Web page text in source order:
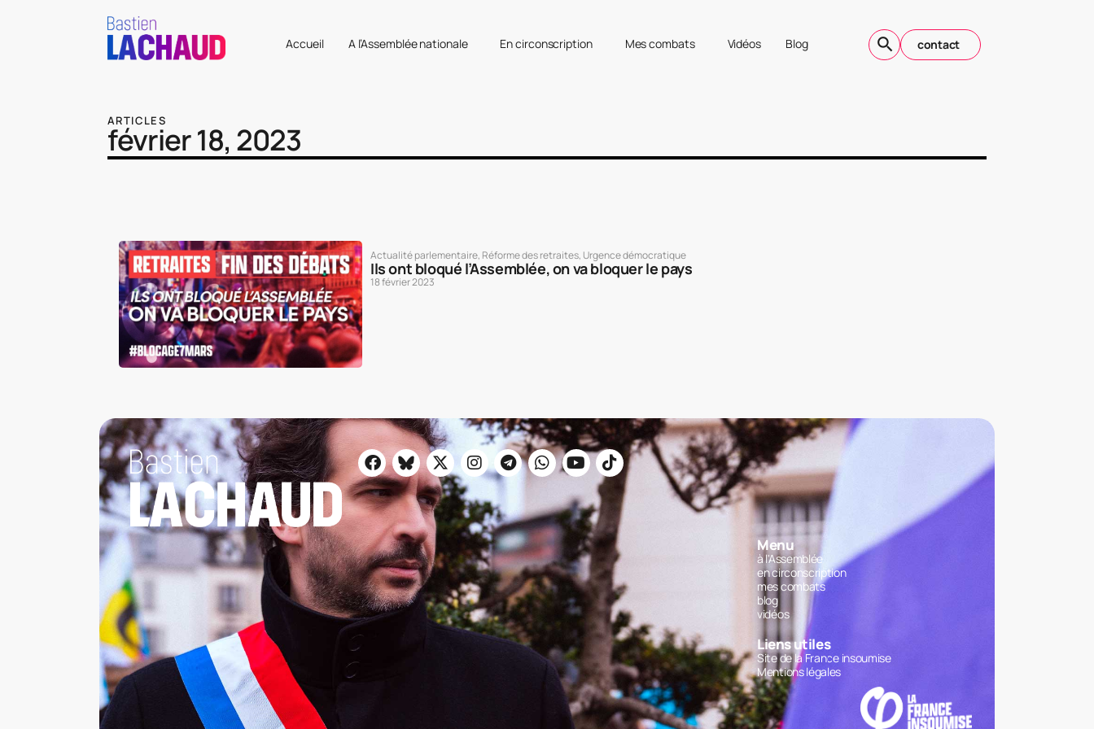
Accueil A l’Assemblée nationale En circonscription Mes combats Vidéos Blog contact
ARTICLES
février 18, 2023
Actualité parlementaire, Réforme des retraites, Urgence démocratique
Ils ont bloqué l’Assemblée, on va bloquer le pays
18 février 2023
Menu
à l'Assemblée
en circonscription
mes combats
blog
vidéos
Liens utiles
Site de la France insoumise
Mentions légales